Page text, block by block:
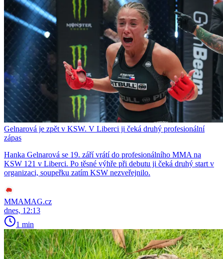
Gelnarová je zpět v KSW. V Liberci ji čeká druhý profesionální
zápas
Hanka Gelnarová se 19. září vrátí do profesionálního MMA na
KSW 121 v Liberci. Po těsné výhře při debutu ji čeká druhý start v
organizaci, soupeřku zatím KSW nezveřejnilo.
MMAMAG.cz
dnes, 12:13
1 min